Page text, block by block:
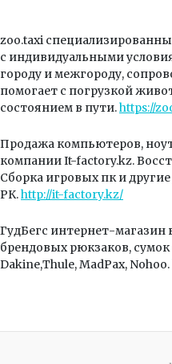
zoo.taxi
с индивидуальными
городу и межгороду,
помогает с погрузкой
состоянием в пути.https://
Продажа компьютеров,
компании It-factory.kz.
Сборка игровых пк и
РК.http://it-factory.kz/
ГудБегс интернет-магазин
брендовых рюкзаков, сумок
Dakine,Thule, MadPax, Nohoo.